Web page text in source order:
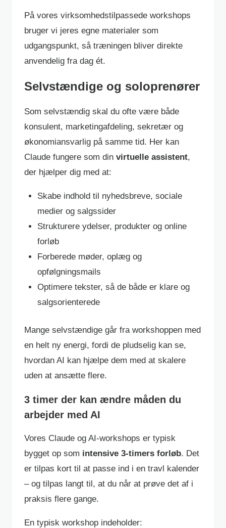
På vores virksomhedstilpassede workshops
bruger vi jeres egne materialer som
udgangspunkt, så træningen bliver direkte
anvendelig fra dag ét.
Selvstændige og soloprenører
Som selvstændig skal du ofte være både
konsulent, marketingafdeling, sekretær og
økonomiansvarlig på samme tid. Her kan
Claude fungere som din virtuelle assistent,
der hjælper dig med at:
Skabe indhold til nyhedsbreve, sociale
medier og salgssider
Strukturere ydelser, produkter og online
forløb
Forberede møder, oplæg og
opfølgningsmails
Optimere tekster, så de både er klare og
salgsorienterede
Mange selvstændige går fra workshoppen med
en helt ny energi, fordi de pludselig kan se,
hvordan AI kan hjælpe dem med at skalere
uden at ansætte flere.
3 timer der kan ændre måden du
arbejder med AI
Vores Claude og AI-workshops er typisk
bygget op som intensive 3-timers forløb. Det
er tilpas kort til at passe ind i en travl kalender
– og tilpas langt til, at du når at prøve det af i
praksis flere gange.
En typisk workshop indeholder: